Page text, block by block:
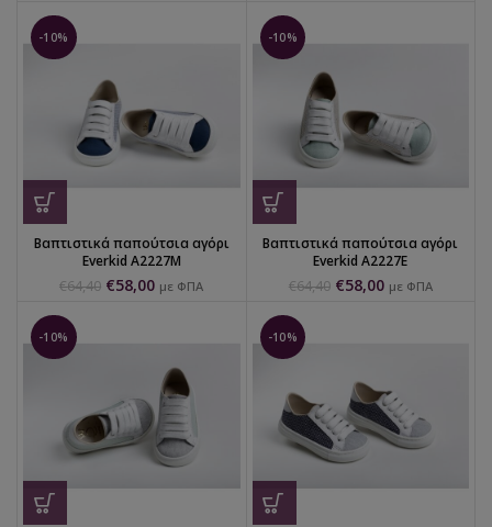
-10%
Βαπτιστικά παπούτσια αγόρι
Everkid Α2227Μ
€64,40 €58,00 με ΦΠΑ
-10%
Βαπτιστικά παπούτσια αγόρι
Everkid Α2227Ε
€64,40 €58,00 με ΦΠΑ
-10% -10%